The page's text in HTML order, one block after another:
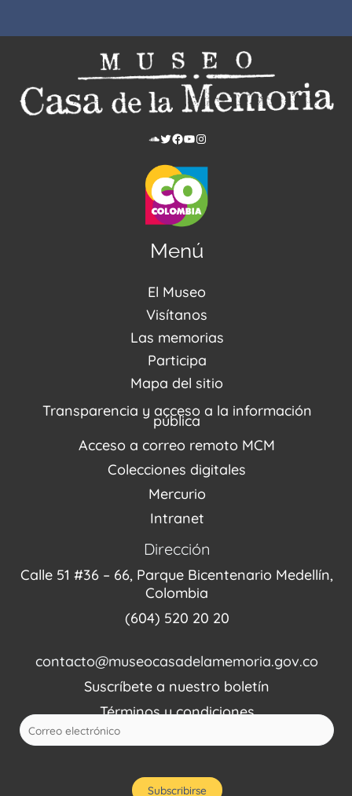
SoundCloud Twitter Facebook YouTube
Menú
El Museo
Acerca de nosotros
Noticias
PQRSDF
Visítanos
Visítanos
Reserva tus espacios
Agenda / Programación
Recorridos Virtuales
Las memorias
Centro de Recursos
Repositorio (MUSEO / CASA / MEMORIA)
Narrativas del conflicto
Proyectos
Enlaces de memorias
Fondo Editorial
Participa
Estímulos
Mapa del sitio
Transparencia y acceso a la información
pública
Acceso a correo remoto MCM
Colecciones digitales
Mercurio
Intranet
Dirección
Calle 51 #36 – 66, Parque Bicentenario Medellín,
Colombia
(604) 520 20 20
contacto@museocasadelamemoria.gov.co
Suscríbete a nuestro boletín
Términos y condiciones